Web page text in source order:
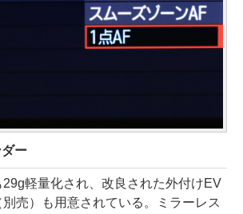
ー
軽量化され、改良された外付けEV
売）も用意されている。ミラーレス